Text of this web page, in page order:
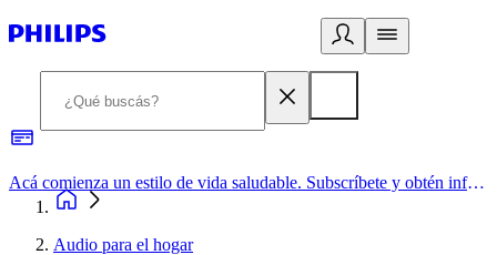
Acá comienza un estilo de vida saludable. Subscríbete y obtén información de primera mano
Audio para el hogar